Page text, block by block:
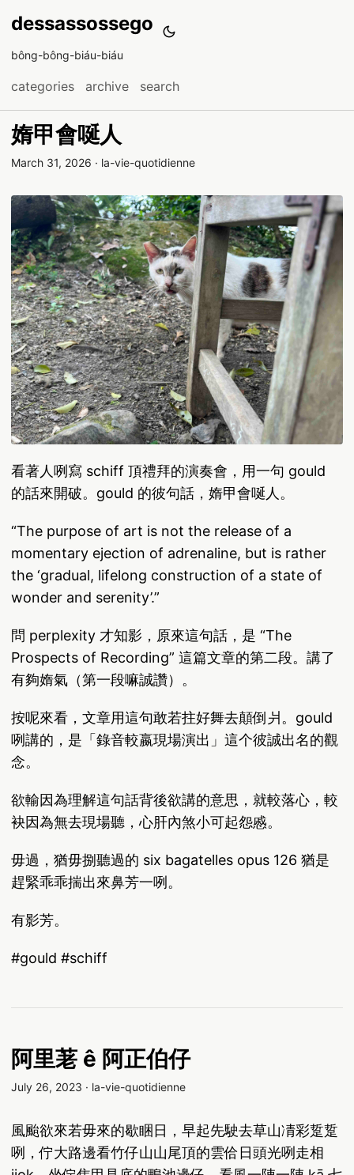
dessassossego
bông-bông-biáu-biáu
categories archive search
媠甲會唌人
March 31, 2026 · la-vie-quotidienne
看著人咧寫 schiff 頂禮拜的演奏會，用一句 gould
的話來開破。gould 的彼句話，媠甲會唌人。
“The purpose of art is not the release of a
momentary ejection of adrenaline, but is rather
the ‘gradual, lifelong construction of a state of
wonder and serenity’.”
問 perplexity 才知影，原來這句話，是 “The
Prospects of Recording” 這篇文章的第二段。講了
有夠媠氣（第一段嘛誠讚）。
按呢來看，文章用這句敢若拄好舞去顛倒爿。gould
咧講的，是「錄音較嬴現場演出」這个彼誠出名的觀
念。
欲輸因為理解這句話背後欲講的意思，就較落心，較
袂因為無去現場聽，心肝內煞小可起怨慼。
毋過，猶毋捌聽過的 six bagatelles opus 126 猶是
趕緊乖乖揣出來鼻芳一咧。
有影芳。
#gould #schiff
阿里荖 ê 阿正伯仔
July 26, 2023 · la-vie-quotidienne
風颱欲來若毋來的歇睏日，早起先駛去草山凊彩踅踅
咧，佇大路邊看竹仔山山尾頂的雲佮日頭光咧走相